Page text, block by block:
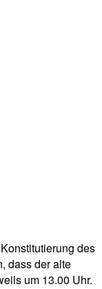
des
dass der alte
um 13.00 Uhr.